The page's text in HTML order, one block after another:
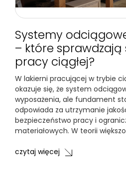
Systemy
– które sprawdzają
pracy ciągłej?
W lakierni pracującej w trybie
okazuje się, że system
wyposażenia, ale fundament
odpowiada za utrzymanie
bezpieczeństwo pracy i
materiałowych. W teorii
czytaj więcej